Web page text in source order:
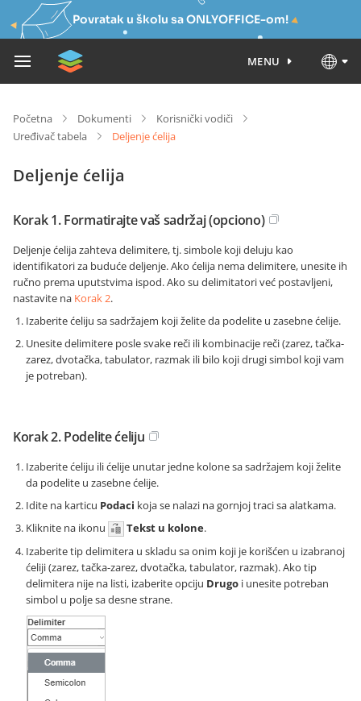
Povratak u školu sa ONLYOFFICE-om!
MENU
Početna Dokumenti
Korisnički vodiči
Uređivač tabela
Deljenje ćelija
Deljenje ćelija
Korak 1. Formatirajte vaš sadržaj (opciono)
Deljenje ćelija zahteva delimitere, tj. simbole koji deluju kao
identifikatori za buduće deljenje. Ako ćelija nema delimitere, unesite ih
ručno prema uputstvima ispod. Ako su delimitatori već postavljeni,
nastavite na Korak 2.
Izaberite ćeliju sa sadržajem koji želite da podelite u zasebne ćelije.
Unesite delimitere posle svake reči ili kombinacije reči (zarez, tačka-
zarez, dvotačka, tabulator, razmak ili bilo koji drugi simbol koji vam
je potreban).
Korak 2. Podelite ćeliju
Izaberite ćeliju ili ćelije unutar jedne kolone sa sadržajem koji želite
da podelite u zasebne ćelije.
Idite na karticu Podaci koja se nalazi na gornjoj traci sa alatkama.
Kliknite na ikonu
Tekst u kolone.
Izaberite tip delimitera u skladu sa onim koji je korišćen u izabranoj
ćeliji (zarez, tačka-zarez, dvotačka, tabulator, razmak). Ako tip
delimitera nije na listi, izaberite opciju Drugo i unesite potreban
simbol u polje sa desne strane.